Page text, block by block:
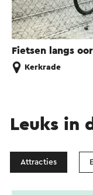
Fietsen langs
Kerkrade
Leuks in
Attracties